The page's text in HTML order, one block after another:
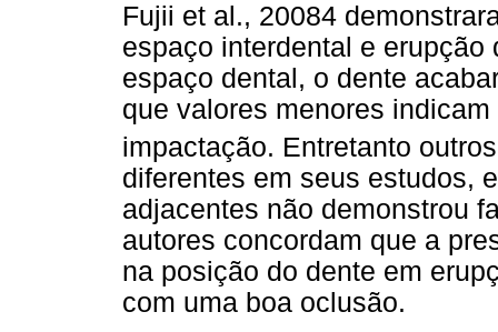
Fujii et al., 20084
espaço interdental e
espaço dental, o dente
que valores menores
impactação. Entretanto
diferentes em seus estudos,
adjacentes não demonstrou
autores concordam que a
na posição do dente em
com uma boa oclusão.